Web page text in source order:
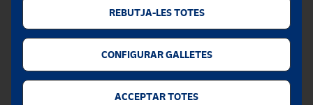
Accessibilitat
REBUTJA-LES TOTES
CONFIGURAR GALLETES
ACCEPTAR TOTES